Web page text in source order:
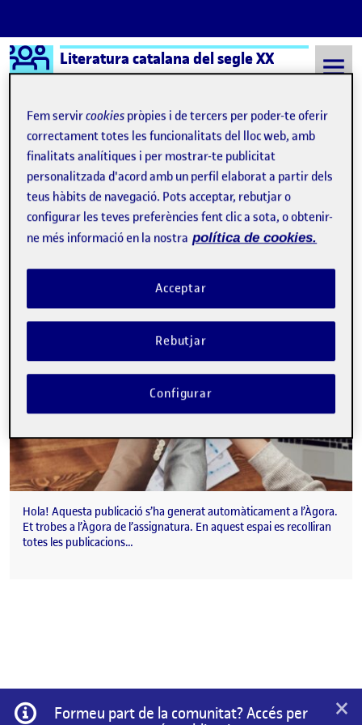
Saltar al contingut
Logo Ágora
Literatura catalana del segle XX
Semestre 20212 - Aula 1 Quelic Berga Carreras
Quelic Berga Carreras
Benvinguts i benvingudes!
Publicat per
Quelic Berga Carreras
Data de publicació8 setembre, 2021 11:10 pm
Hola! Aquesta publicació s’ha generat automàticament a l’Àgora.
Et trobes a l’Àgora de l’assignatura. En aquest espai es recolliran
totes les publicacions…
Informació
Formeu part de la comunitat? Accés per
×
Fem servircookies pròpies i de tercers per poder-te oferir
correctament totes les funcionalitats del lloc web, amb
finalitats analítiques i per mostrar-te publicitat
personalitzada d'acord amb un perfil elaborat a partir dels
teus hàbits de navegació. Pots acceptar, rebutjar o
configurar les teves preferències fent clic a sota, o obtenir-
ne més informació en la nostra política de cookies.
Rebutjar
Acceptar
Configurar